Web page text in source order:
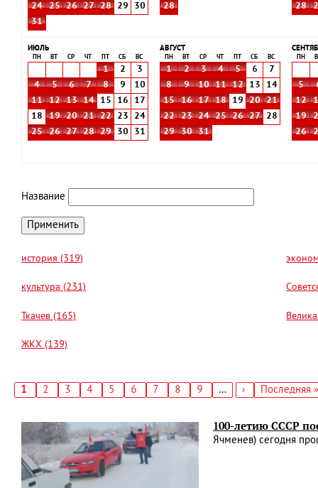
24
25 26 27 28 29
30
31
28
28
ИЮЛЬ
ПН ВТ СР ЧТ СБ ВС
1 2
3
4
5 6 7 8 9
10
11
12 13 14 15 16
17
18
19 20 21 22 23
24
25
26 27 28 29 30 31
АВГУСТ
ПН ВТ СР ЧТ СБ ВС
1 2 3 4 5 6
7
8
9 10 11 12 13
14
15
16 17 18 19 20
21
22
23 24 25 26 27
28
29
30 31
ПН
5
12
19
26
Название
история (319)
культура (231)
Ткачев (165)
ЖКХ (139)
Текущая
1 Страница
2 Страница
3 Страница
4 Страница
5 Страница
6 Страница
7 Страница
8 Страница
9 …
Следующая
›
Последняя
Последняя »
100-летию СССР
Ячменев) сегодня